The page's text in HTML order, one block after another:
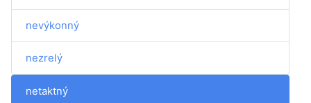
nevýkonný
nezrelý
netaktný